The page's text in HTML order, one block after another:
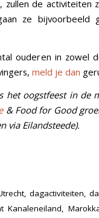
de activiteiten
ze bijvoorbeeld
ouderen in zowel
meld je dan
het oogstfeest in de
& Food for Good
via Eilandsteede).
, dagactiviteiten,
Kanaleneiland,